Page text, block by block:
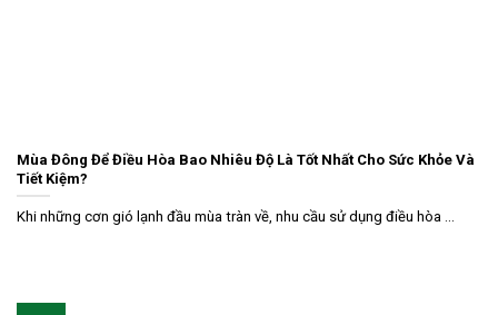
Mùa Đông Để Điều Hòa Bao Nhiêu Độ Là Tốt Nhất Cho Sức Khỏe Và
Tiết Kiệm?
Khi những cơn gió lạnh đầu mùa tràn về, nhu cầu sử dụng điều hòa ...